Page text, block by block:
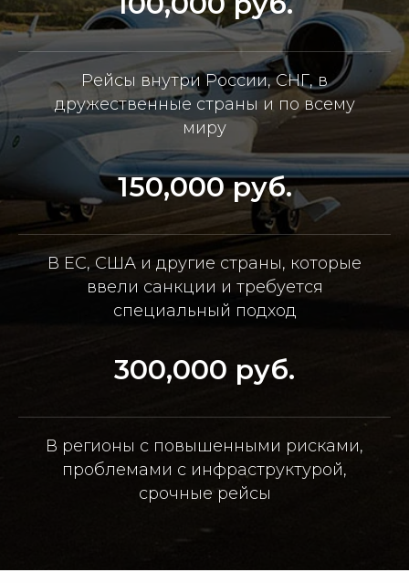
Рейсы внутри России, СНГ, в
дружественные страны и по всему
миру
150,000 руб.
В ЕС, США и другие страны, которые
ввели санкции и требуется
специальный подход
300,000 руб.
В регионы с повышенными рисками,
проблемами с инфраструктурой,
срочные рейсы